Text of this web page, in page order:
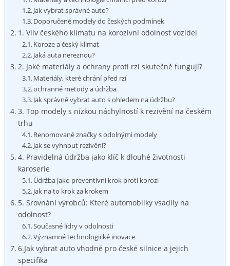
Jak vybrat správné auto?
Doporučené modely do českých podmínek
1. Vliv českého klimatu na korozivní odolnost vozidel
Koroze a český klimat
Jaká auta nereznou?
2. Jaké materiály a ochrany proti rzi skutečně fungují?
Materiály, které chrání před rzí
ochranné metody a údržba
Jak správně vybrat auto s ohledem na údržbu?
3. Top modely s nízkou náchylností k rezivění na českém
trhu
Renomované značky s odolnými modely
Jak se vyhnout rezivění?
4. Pravidelná údržba jako klíč k dlouhé životnosti
karoserie
Údržba jako preventivní krok proti korozi
Jak na to krok za krokem
5. Srovnání výrobců: Které automobilky vsadily na
odolnost?
Současné lídry v odolnosti
Významné technologické inovace
6.Jak vybrat auto vhodné pro české silnice a jejich
specifika